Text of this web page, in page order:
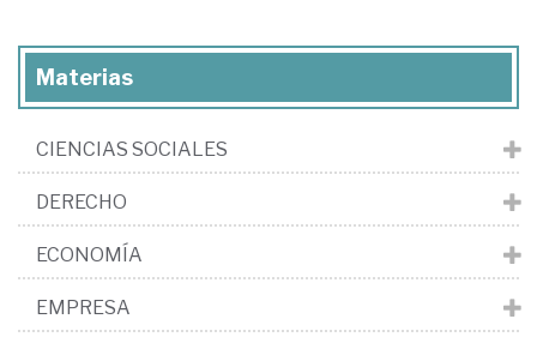
Materias
CIENCIAS SOCIALES
DERECHO
ECONOMÍA
EMPRESA